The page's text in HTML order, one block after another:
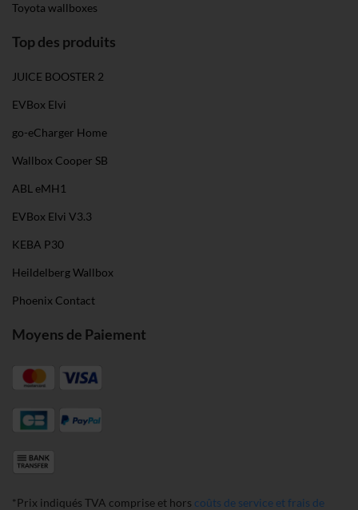
Toyota wallboxes
Top des produits
JUICE BOOSTER 2
EVBox Elvi
go-eCharger Home
Wallbox Cooper SB
ABL eMH1
EVBox Elvi V3.3
KEBA P30
Heildelberg Wallbox
Phoenix Contact
Moyens de Paiement
*Prix indiqués TVA comprise et hors coûts de service et frais de